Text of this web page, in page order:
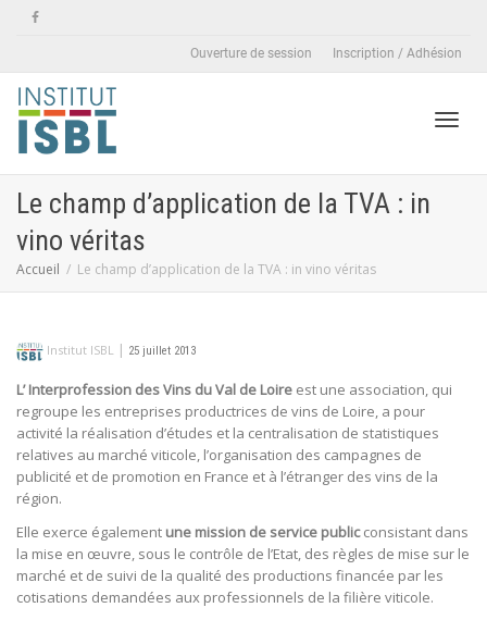
Ouverture de session Inscription / Adhésion
Le champ d’application de la TVA : in
vino véritas
Accueil Le champ d’application de la TVA : in vino véritas
Institut ISBL | 25 juillet 2013
L’ Interprofession des Vins du Val de Loire est une association, qui
regroupe les entreprises productrices de vins de Loire, a pour
activité la réalisation d’études et la centralisation de statistiques
relatives au marché viticole, l’organisation des campagnes de
publicité et de promotion en France et à l’étranger des vins de la
région.
Elle exerce également une mission de service publicconsistant dans
la mise en œuvre, sous le contrôle de l’Etat, des règles de mise sur le
marché et de suivi de la qualité des productions financée par les
cotisations demandées aux professionnels de la filière viticole.